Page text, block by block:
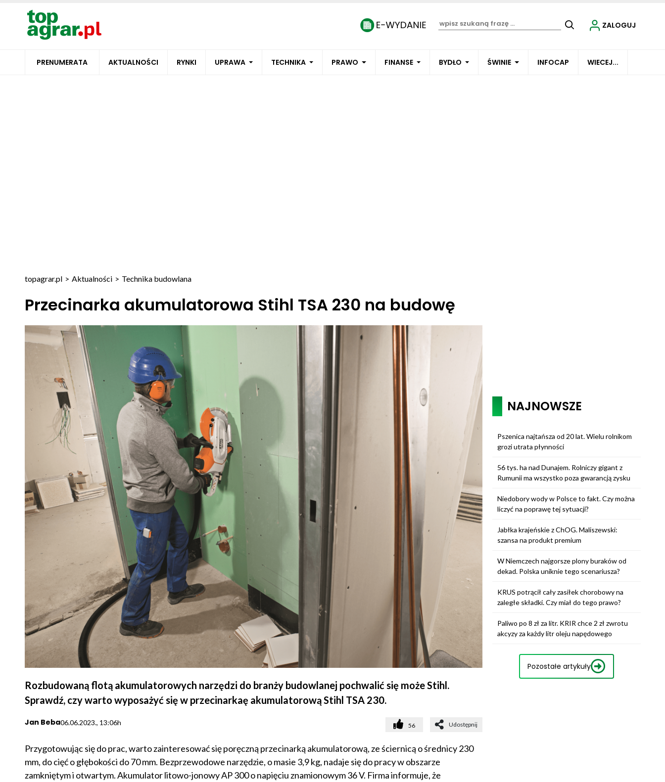
PRENUMERATA AKTUALNOŚCI RYNKI UPRAWA TECHNIKA PRAWO FINANSE BYDŁO ŚWINIE INFOCAP WIECEJ...
ZALOGUJ
topagrar.pl > Aktualności > Technika budowlana
Przecinarka akumulatorowa Stihl TSA 230 na budowę
Rozbudowaną flotą akumulatorowych narzędzi do branży budowlanej pochwalić się może Stihl.
Sprawdź, czy warto wyposażyć się w przecinarkaę akumulatorową Stihl TSA 230.
Jan Beba06.06.2023., 13:06h 56 Udostępnij
Przygotowując się do prac, warto zainteresować się poręczną przecinarką akumulatorową, ze ściernicą o średnicy 230
mm, do cięć o głębokości do 70 mm. Bezprzewodowe narzędzie, o masie 3,9 kg, nadaje się do pracy w obszarze
zamkniętym i otwartym. Akumulator litowo-jonowy AP 300 o napięciu znamionowym 36 V. Firma informuje, że
NAJNOWSZE
Pszenica najtańsza od 20 lat. Wielu rolnikom
grozi utrata płynności
56 tys. ha nad Dunajem. Rolniczy gigant z
Rumunii ma wszystko poza gwarancją zysku
Niedobory wody w Polsce to fakt. Czy można
liczyć na poprawę tej sytuacji?
Jabłka krajeńskie z ChOG. Maliszewski:
szansa na produkt premium
W Niemczech najgorsze plony buraków od
dekad. Polska uniknie tego scenariusza?
KRUS potrącił cały zasiłek chorobowy na
zaległe składki. Czy miał do tego prawo?
Paliwo po 8 zł za litr. KRIR chce 2 zł zwrotu
akcyzy za każdy litr oleju napędowego
Pozostałe artykuły